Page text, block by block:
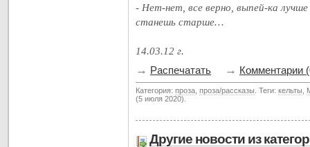
- Нет-нет, все верно, выпей-ка
станешь старше…
14.03.12 г.
→ Распечатать → Комментарии
Категория: проза проза/рассказы . Теги: кельты
(5 июля 2020).
Другие новости из